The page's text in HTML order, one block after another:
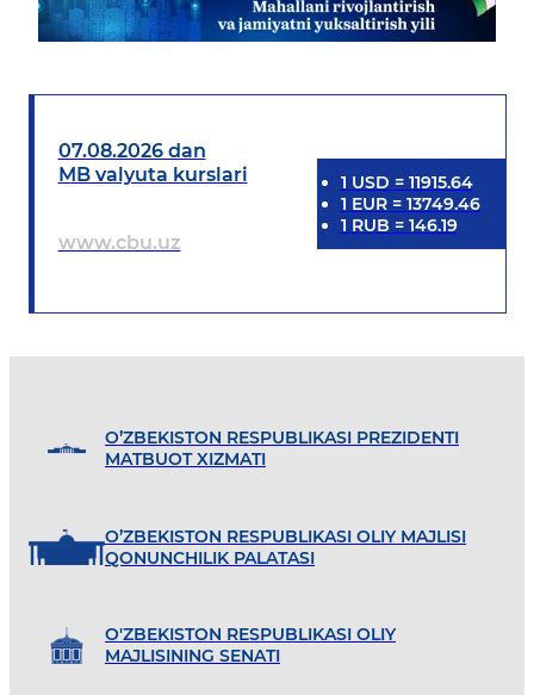
07.08.2026 dan
MB valyuta kurslari
www.cbu.uz
1 USD = 11915.64
1 EUR= 13749.46
1 RUB = 146.19
O’ZBEKISTON RESPUBLIKASI PREZIDENTI
MATBUOT XIZMATI
O’ZBEKISTON RESPUBLIKASI OLIY MAJLISI
QONUNCHILIK PALATASI
O'ZBEKISTON RESPUBLIKASI OLIY
MAJLISINING SENATI